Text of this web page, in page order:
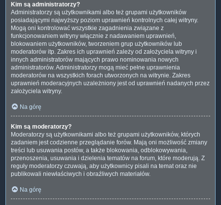
Kim są administratorzy?
Administratorzy są użytkownikami albo też grupami użytkowników
posiadającymi najwyższy poziom uprawnień kontrolnych całej witryny.
Mogą oni kontrolować wszystkie zagadnienia związane z
funkcjonowaniem witryny włącznie z nadawaniem uprawnień,
blokowaniem użytkowników, tworzeniem grup użytkowników lub
moderatorów itp. Zakres ich uprawnień zależy od założyciela witryny i
innych administratorów mających prawo nominowania nowych
administratorów. Administratorzy mogą mieć pełne uprawnienia
moderatorów na wszystkich forach utworzonych na witrynie. Zakres
uprawnień moderacyjnych uzależniony jest od uprawnień nadanych przez
założyciela witryny.
Na górę
Kim są moderatorzy?
Moderatorzy są użytkownikami albo też grupami użytkowników, których
zadaniem jest codzienne przeglądanie forów. Mają oni możliwość zmiany
treści lub usuwania postów, a także blokowania, odblokowywania,
przenoszenia, usuwania i dzielenia tematów na forum, które moderują. Z
reguły moderatorzy czuwają, aby użytkownicy pisali na temat oraz nie
publikowali niewłaściwych i obraźliwych materiałów.
Na górę